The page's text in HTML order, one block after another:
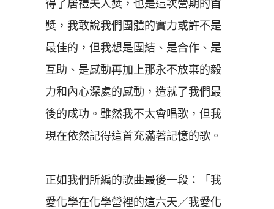
得了居禮夫人獎，也是這次營期的首
獎，我敢說我們團體的實力或許不是
最佳的，但我想是團結、是合作、是
互助、是感動再加上那永不放棄的毅
力和內心深處的感動，造就了我們最
後的成功。雖然我不太會唱歌，但我
現在依然記得這首充滿著記憶的歌。
正如我們所編的歌曲最後一段：「我
愛化學在化學營裡的這六天／我愛化